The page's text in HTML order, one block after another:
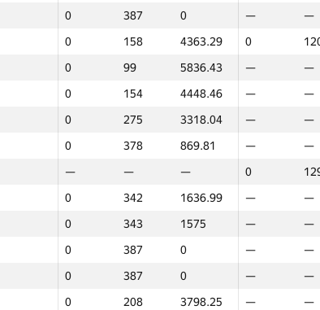
0 387 0 — —
0 158 4363.29 0
0 99 5836.43 — —
0 154 4448.46 — —
0 275 3318.04 — —
0 378 869.81 — —
— — — 0
0 342 1636.99 — —
0 343 1575 — —
0 387 0 — —
0 387 0 — —
0 208 3798.25 — —
1
GP30 Place Score